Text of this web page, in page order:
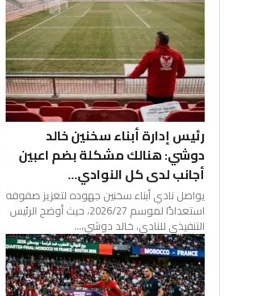
رئيس إدارة أبناء سخنين خالد
دوشي: هنالك مشكلة بضم اعبين
أجانب لدى كل النوادي...
يواصل نادي أبناء سخنين جهوده لتعزيز صفوفه
استعدادًا لموسم 2026/27، حيث أوضح الرئيس
التنفيذي للنادي، خالد دوشي،...